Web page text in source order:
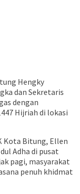
Hengky
dan Sekretaris
dengan
Hijriah di lokasi
Kota Bitung, Ellen
Adha di pusat
pagi, masyarakat
penuh khidmat